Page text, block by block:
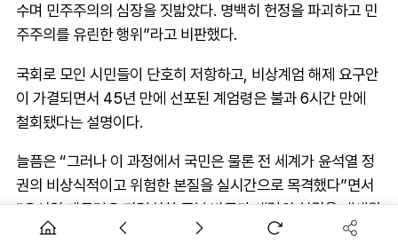
수며 민주주의의 심장을 짓밟았다. 명백히 헌정을 파괴하고 민
주주의를 유린한 행위”라고 비판했다.
국회로 모인 시민들이 단호히 저항하고, 비상계엄 해제 요구안
이 가결되면서 45년 만에 선포된 계엄령은 불과 6시간 만에
철회됐다는 설명이다.
늘픔은 “그러나 이 과정에서 국민은 물론 전 세계가 윤석열 정
권의 비상식적이고 위험한 본질을 실시간으로 목격했다”면서
“윤석열 대통령은 파렴치한 종북 반국가 세력의 척결을 내세웠
다. 하지만 민주주의와 국민을 위협하는 진짜 원인은 윤석열 본